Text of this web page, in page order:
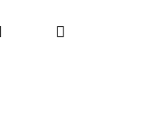
Značky
PřihlášeníNákupní